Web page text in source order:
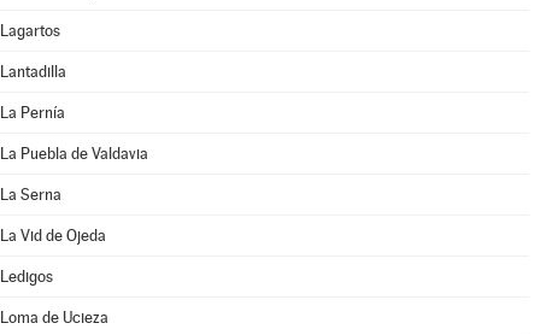
Lagartos
Lantadilla
La Pernía
La Puebla de Valdavia
La Serna
La Vid de Ojeda
Ledigos
Loma de Ucieza